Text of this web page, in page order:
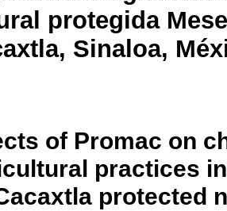
protegida
Sinaloa,
of Promac on
practices
protected